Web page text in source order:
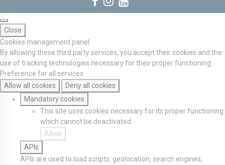
Close
Cookies management panel
By allowing these third party services, you accept their cookies and the
use of tracking technologies necessary for their proper functioning.
Preference for all services
Allow all cookies
Deny all cookies
Mandatory cookies
This site uses cookies necessary for its proper functioning
which cannot be deactivated.
Allow
APIs
APIs are used to load scripts: geolocation, search engines,